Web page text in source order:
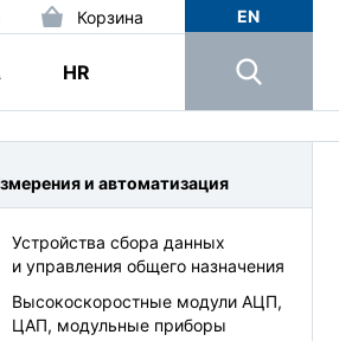
Корзина
HR
EN
и автоматизация
Устройства сбора данных
и управления общего назначения
Высокоскоростные модули АЦП,
ЦАП, модульные приборы